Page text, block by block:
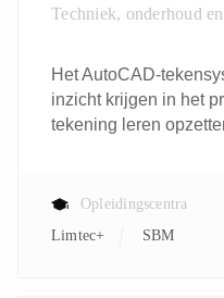
Techniek, onderhoud
Het AutoCAD-
inzicht krijgen in het
tekening leren
Opleidingscentra
Limtec+
SBM